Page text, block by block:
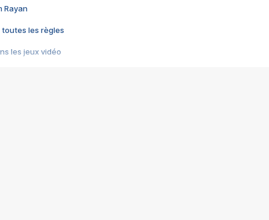
Rayan
toutes les règles
les jeux vidéo